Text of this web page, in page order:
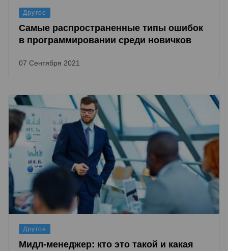
Другое
Самые распространенные типы ошибок
в программировании среди новичков
07 Сентября 2021
Другое
Мидл-менеджер: кто это такой и какая